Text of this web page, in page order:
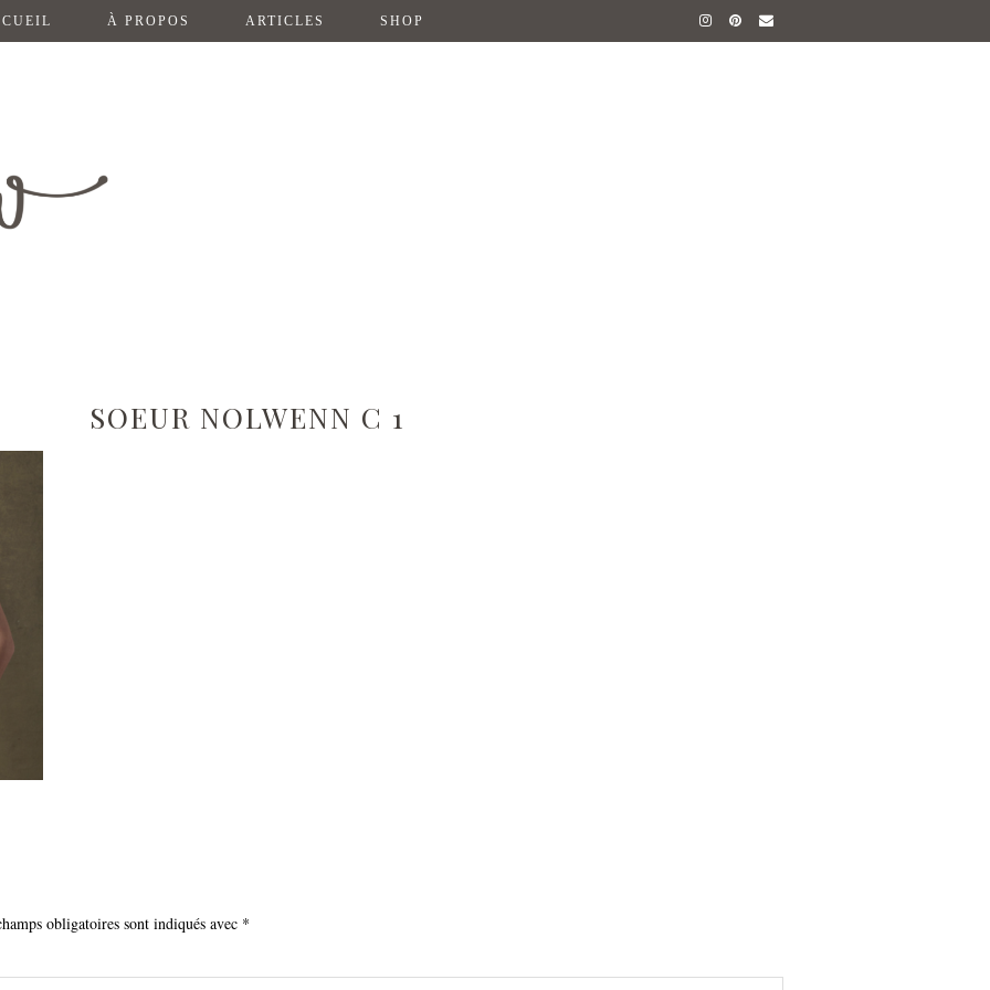
À PROPOS ARTICLES SHOP
SOEUR NOLWENN C 1
obligatoires sont indiqués avec *